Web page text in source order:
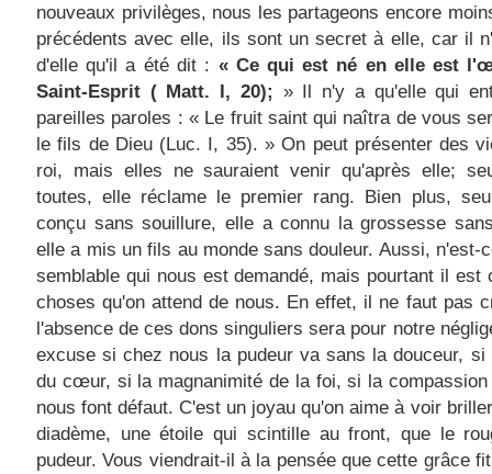
nouveaux privilèges, nous les partageons encore
précédents avec elle, ils sont un secret à elle, car il
d'elle qu'il a été dit : « Ce qui est né en elle est
Saint-Esprit ( Matt. I, 20); » Il n'y a qu'elle qui
pareilles paroles : « Le fruit saint qui naîtra de vous
le fils de Dieu (Luc. I, 35). » On peut présenter des
roi, mais elles ne sauraient venir qu'après elle;
toutes, elle réclame le premier rang. Bien plus,
conçu sans souillure, elle a connu la grossesse
elle a mis un fils au monde sans douleur. Aussi, n'est-
semblable qui nous est demandé, mais pourtant il est
choses qu'on attend de nous. En effet, il ne faut pas
l'absence de ces dons singuliers sera pour notre
excuse si chez nous la pudeur va sans la douceur, si
du cœur, si la magnanimité de la foi, si la compassion
nous font défaut. C'est un joyau qu'on aime à voir
diadème, une étoile qui scintille au front, que le
pudeur. Vous viendrait-il à la pensée que cette grâce